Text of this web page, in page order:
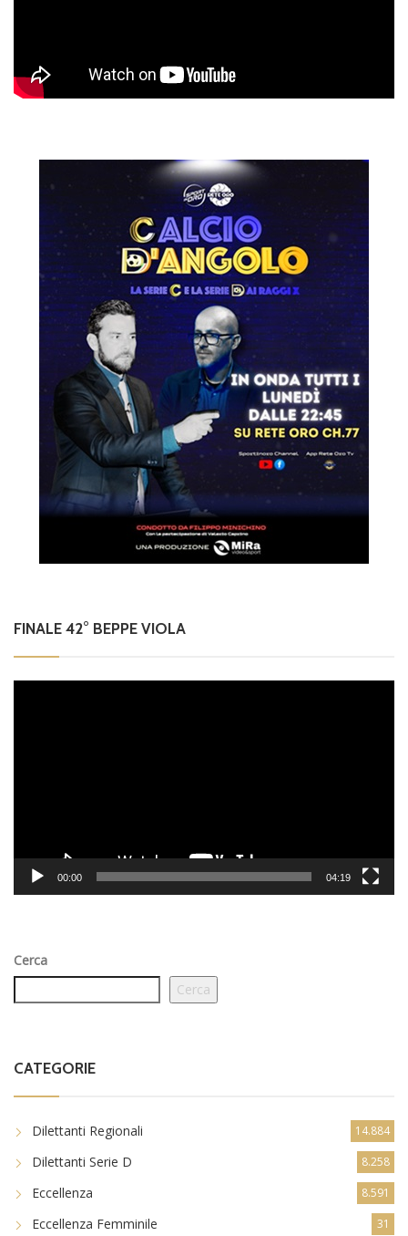
FINALE 42° BEPPE VIOLA
00:00 04:19
Cerca
Cerca
CATEGORIE
Dilettanti Regionali 14.884
Dilettanti Serie D 8.258
Eccellenza 8.591
Eccellenza Femminile 31